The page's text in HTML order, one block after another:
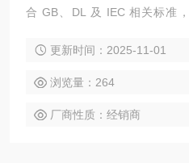
合 GB、DL 及 IEC 相关标准
制，特别适用于新建或改扩建
更新时间：2025-11-01
浏览量：264
厂商性质：经销商